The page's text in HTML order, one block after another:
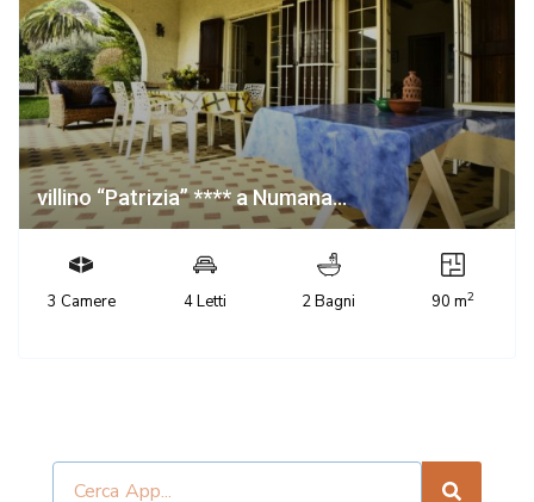
villino “Patrizia” **** a Numana...
3 Camere 4 Letti 2 Bagni 90 m2